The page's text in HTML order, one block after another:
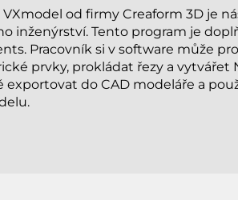
VXmodel od firmy Creaform 3D je
inženýrství. Tento program je
Pracovník si v software může
prvky, prokládat řezy a vytvářet
exportovat do CAD modeláře a